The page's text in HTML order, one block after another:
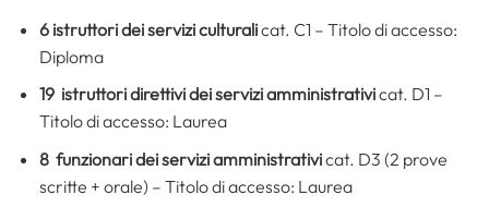
6 istruttori dei servizi culturalicat. C1 – Titolo di accesso:
Diploma
19 istruttori direttivi dei servizi amministrativicat. D1 –
Titolo di accesso: Laurea
8 funzionari dei servizi amministrativicat. D3 (2 prove
scritte + orale) – Titolo di accesso: Laurea